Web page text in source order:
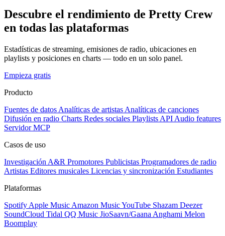
Descubre el rendimiento de Pretty Crew
en todas las plataformas
Estadísticas de streaming, emisiones de radio, ubicaciones en
playlists y posiciones en charts — todo en un solo panel.
Empieza gratis
Producto
Fuentes de datos Analíticas de artistas Analíticas de canciones
Difusión en radio Charts Redes sociales Playlists API Audio features
Servidor MCP
Casos de uso
Investigación A&R Promotores Publicistas Programadores de radio
Artistas Editores musicales Licencias y sincronización Estudiantes
Plataformas
Spotify Apple Music Amazon MusicYouTube Shazam Deezer
SoundCloud Tidal QQ Music JioSaavn/Gaana Anghami Melon
Boomplay